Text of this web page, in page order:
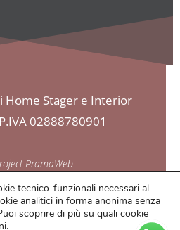
Home Stager e Interior
02888780901
PramaWeb
tecnico-funzionali necessari al
analitici in forma anonima senza
scoprire di più su quali cookie
.